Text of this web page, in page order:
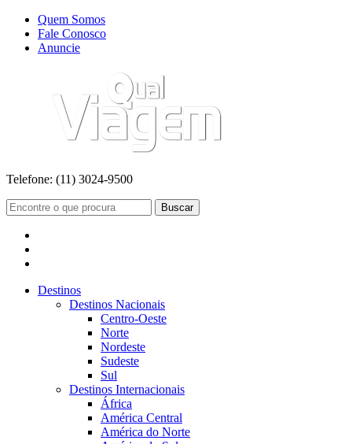
Quem Somos
Fale Conosco
Anuncie
Telefone: (11) 3024-9500
Buscar
Destinos
Destinos Nacionais
Centro-Oeste
Norte
Nordeste
Sudeste
Sul
Destinos Internacionais
África
América Central
América do Norte